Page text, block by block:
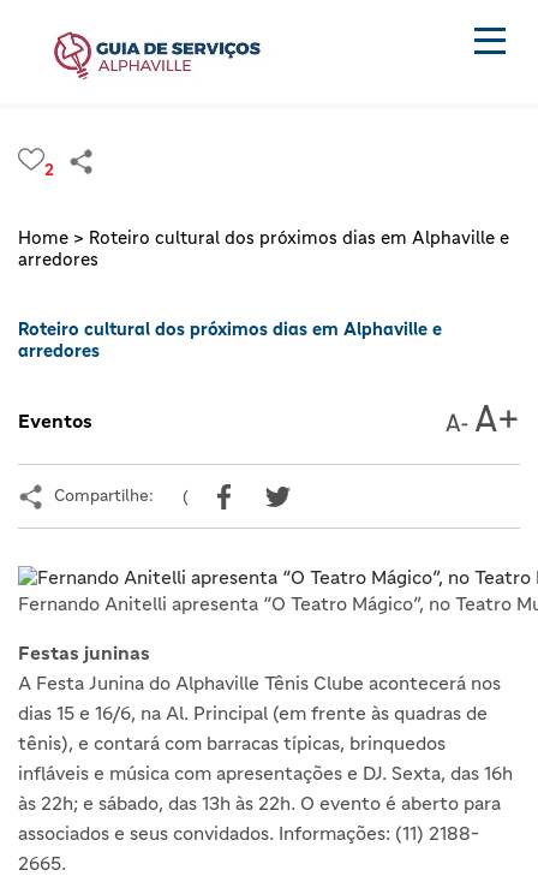
2
Home > Roteiro cultural dos próximos dias em Alphaville e
arredores
Roteiro cultural dos próximos dias em Alphaville e
arredores
Eventos
Compartilhe: (
Fernando Anitelli apresenta “O Teatro Mágico”, no Teatro
Festas juninas
A Festa Junina do Alphaville Tênis Clube acontecerá nos
dias 15 e 16/6, na Al. Principal (em frente às quadras de
tênis), e contará com barracas típicas, brinquedos
infláveis e música com apresentações e DJ. Sexta, das 16h
às 22h; e sábado, das 13h às 22h. O evento é aberto para
associados e seus convidados. Informações: (11) 2188-
2665.